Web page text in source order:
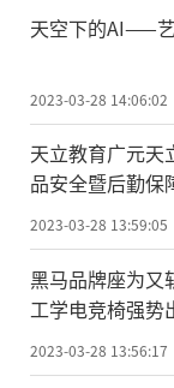
天空下的AI——
2023-03-28 14:06:02
天立教育广元天
品安全暨后勤保
2023-03-28 13:59:05
黑马品牌座为又
工学电竞椅强势
2023-03-28 13:56:17